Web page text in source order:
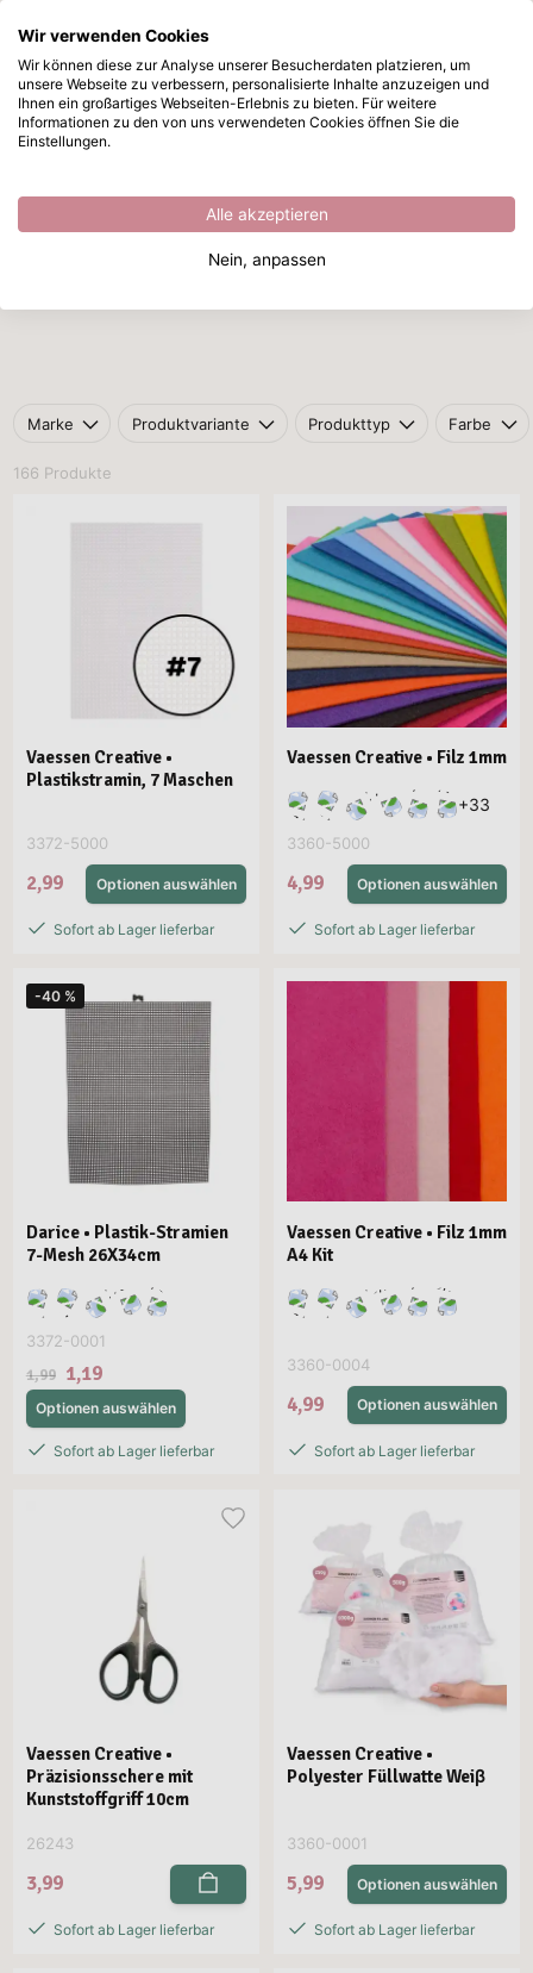
Zum Hauptinhalt springen
Sofort ab Lager lieferbar
Textilien
Startseite / Textilien
Marke Produktvariante Produkttyp Farbe
166 Produkte
Vaessen Creative •
Plastikstramin, 7 Maschen
3372-5000
2,99 Optionen auswählen
Sofort ab Lager lieferbar
Vaessen Creative • Filz 1mm
+33
3360-5000
4,99 Optionen auswählen
Sofort ab Lager lieferbar
-40 %
Darice • Plastik-Stramien
7-Mesh 26X34cm
3372-0001
1,99 1,19
Optionen auswählen
Sofort ab Lager lieferbar
Vaessen Creative • Filz 1mm
A4 Kit
3360-0004
4,99 Optionen auswählen
Sofort ab Lager lieferbar
Vaessen Creative •
Präzisionsschere mit
Kunststoffgriff 10cm
26243
3,99
Sofort ab Lager lieferbar
Vaessen Creative •
Polyester Füllwatte Weiβ
3360-0001
5,99 Optionen auswählen
Sofort ab Lager lieferbar
Wir verwenden Cookies
Wir können diese zur Analyse unserer Besucherdaten platzieren, um
unsere Webseite zu verbessern, personalisierte Inhalte anzuzeigen und
Ihnen ein großartiges Webseiten-Erlebnis zu bieten. Für weitere
Informationen zu den von uns verwendeten Cookies öffnen Sie die
Einstellungen.
Alle akzeptieren
Nein, anpassen